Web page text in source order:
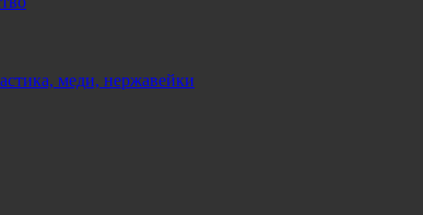
меди, нержавейки